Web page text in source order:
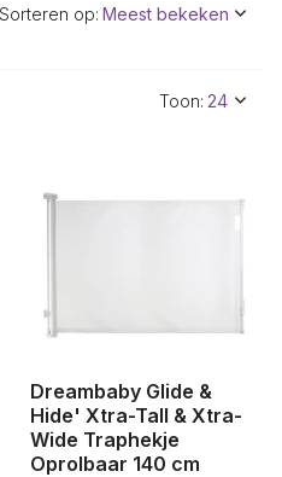
Toon:
Sorteren op:
Dreambaby Glide &
Hide' Xtra-Tall & Xtra-
Wide Traphekje
Oprolbaar 140 cm